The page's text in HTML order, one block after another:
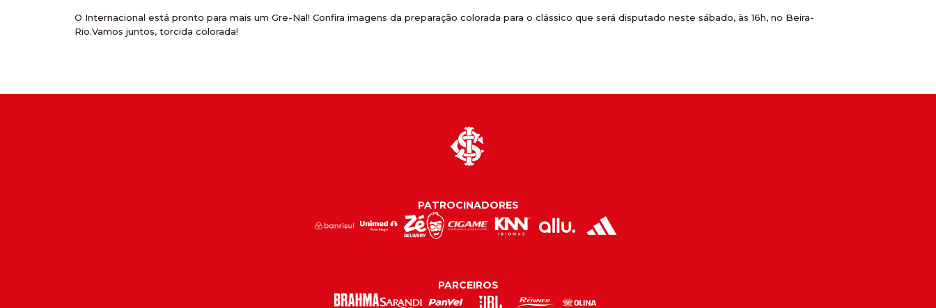
O Internacional está pronto para mais um Gre-Nal! Confira imagens da preparação colorada para o clássico que será disputado neste sábado, às 16h, no Beira-
Rio.Vamos juntos, torcida colorada!
PATROCINADORES
PARCEIROS